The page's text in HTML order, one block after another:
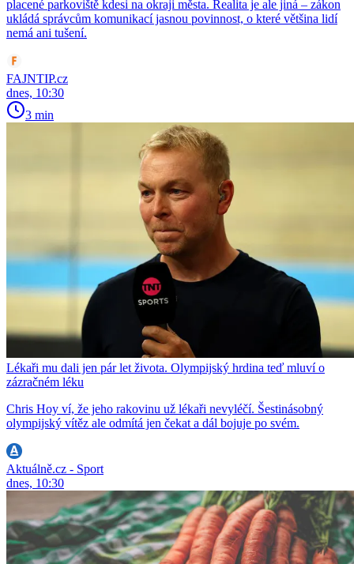
placené parkoviště kdesi na okraji města. Realita je ale jiná – zákon
ukládá správcům komunikací jasnou povinnost, o které většina lidí
nemá ani tušení.
FAJNTIP.cz
dnes, 10:30
3 min
Lékaři mu dali jen pár let života. Olympijský hrdina teď mluví o
zázračném léku
Chris Hoy ví, že jeho rakovinu už lékaři nevyléčí. Šestinásobný
olympijský vítěz ale odmítá jen čekat a dál bojuje po svém.
Aktuálně.cz - Sport
dnes, 10:30